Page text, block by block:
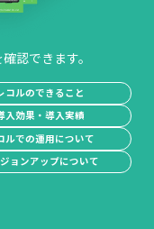
認できます。
コルのできること
入効果・導入実績
ルでの運用について
ョンアップについて